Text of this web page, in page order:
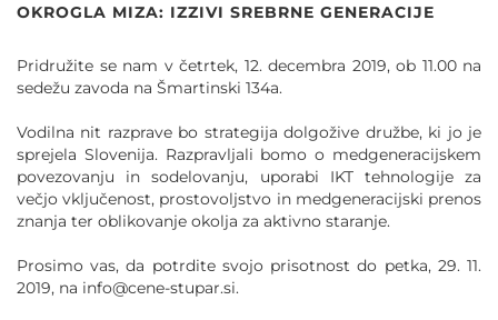
PODČRTAJ POVEZAVE
ZEMLJEVID STRANI
IZJAVA O DOSTOPNOSTI
OKROGLA MIZA: IZZIVI SREBRNE GENERACIJE
Pridružite se nam v četrtek, 12. decembra 2019, ob 11.00 na
sedežu zavoda na Šmartinski 134a.
Vodilna nit razprave bo strategija dolgožive družbe, ki jo je
sprejela Slovenija. Razpravljali bomo o medgeneracijskem
povezovanju in sodelovanju, uporabi IKT tehnologije za
večjo vključenost, prostovoljstvo in medgeneracijski prenos
znanja ter oblikovanje okolja za aktivno staranje.
Prosimo vas, da potrdite svojo prisotnost do petka, 29. 11.
2019, na info@cene-stupar.si.